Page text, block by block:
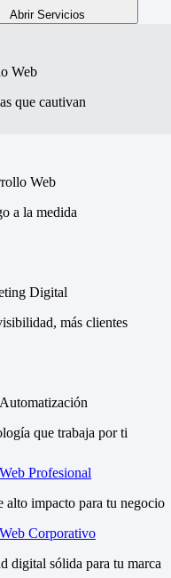
Abrir Servicios
Web
que cautivan
Web
a la medida
Digital
más clientes
que trabaja por ti
Profesional
alto impacto para tu negocio
Corporativo
digital sólida para tu marca